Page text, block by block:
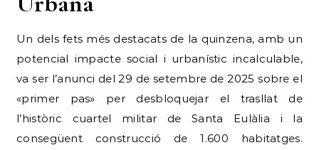
potencial impacte social i urbanístic incalculable,
«primer pas» per desbloquejar el trasllat de
l’històric cuartel militar de Santa Eulàlia i la
consegüent construcció de 1.600 habitatges.
Aquesta àrea és coneguda com el Barri Z (o,
històricament, Districte Z).